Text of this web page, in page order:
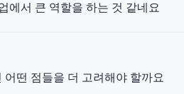
에서 큰 역할을 하는 것 같네요
떤 점들을 더 고려해야 할까요